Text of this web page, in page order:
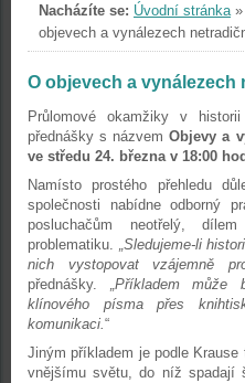
Nacházíte se: Úvodní stránka»
objevech a vynálezech
O objevech a vynálezech
Průlomové okamžiky v
přednášky s názvemObjevy a
ve středu 24. března v 18:00
Namísto prostého přehledu
společnosti nabídne odborný
posluchačům neotřelý,
problematiku. „Sledujeme-li
nich vystopovat vzájemně
přednášky. „Příkladem
klínového písma přes
komunikaci.“
Jiným příkladem je podle
vnějšímu světu, do níž spadají